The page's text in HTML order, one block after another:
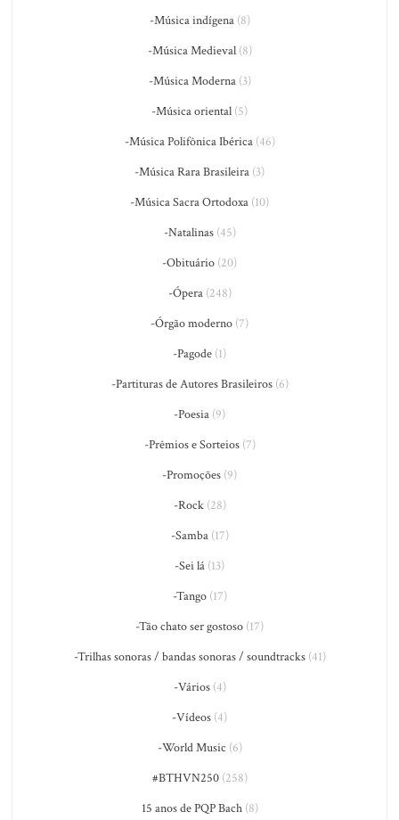
-Música indígena(8)
-Música Medieval(8)
-Música Moderna(3)
-Música oriental (5)
-Música Polifônica Ibérica(46)
-Música Rara Brasileira (3)
-Música Sacra Ortodoxa (10)
-Natalinas(45)
-Obituário (20)
-Ópera(248)
-Órgão moderno (7)
-Pagode (1)
-Partituras de Autores Brasileiros(6)
-Poesia (9)
-Prêmios e Sorteios(7)
-Promoções (9)
-Rock(28)
-Samba(17)
-Sei lá (13)
-Tango(17)
-Tão chato ser gostoso (17)
-Trilhas sonoras / bandas sonoras / soundtracks(41)
-Vários(4)
-Vídeos (4)
-World Music (6)
#BTHVN250(258)
15 anos de PQP Bach(8)